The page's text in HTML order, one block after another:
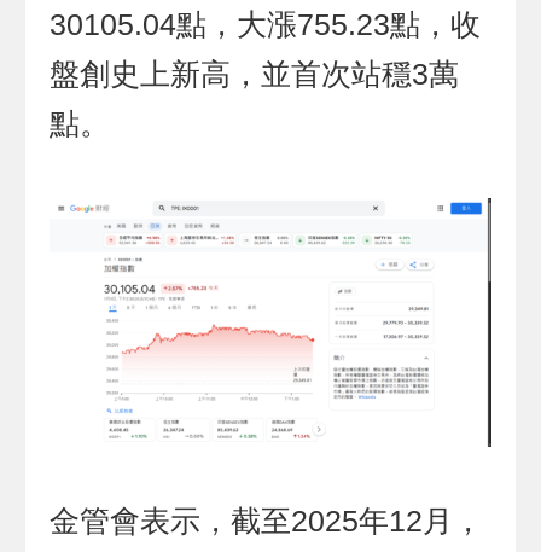
30105.04點，大漲755.23點，收
盤創史上新高，並首次站穩3萬
點。
金管會表示，截至2025年12月，